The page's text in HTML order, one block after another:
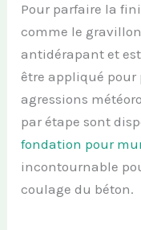
Pour parfaire la
comme le
antidérapant et
être appliqué pour
agressions
par étape sont
fondation pour
incontournable
coulage du béton.